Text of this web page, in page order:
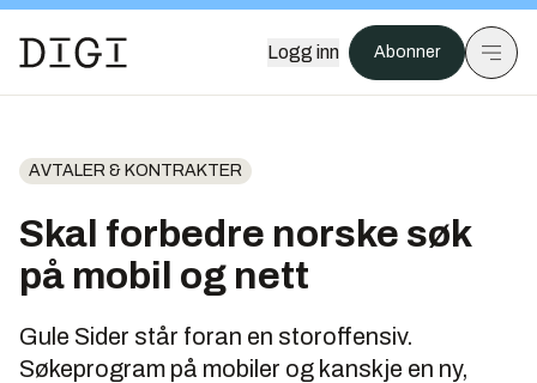
Logg inn Abonner
AVTALER & KONTRAKTER
Skal forbedre norske søk
på mobil og nett
Gule Sider står foran en storoffensiv.
Søkeprogram på mobiler og kanskje en ny,